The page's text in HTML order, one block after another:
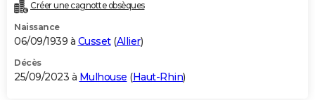
Créer une cagnotte obsèques
Naissance
06/09/1939 à Cusset(Allier)
Décès
25/09/2023 à Mulhouse (Haut-Rhin)